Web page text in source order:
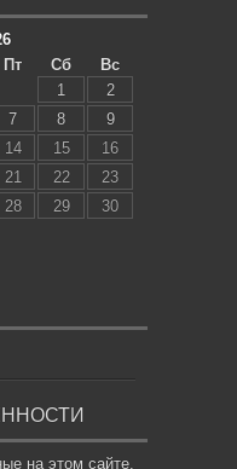
Пт Сб
Вс
1
2
7 8
9
14 15
16
21 22
23
28 29
30
на этом сайте,